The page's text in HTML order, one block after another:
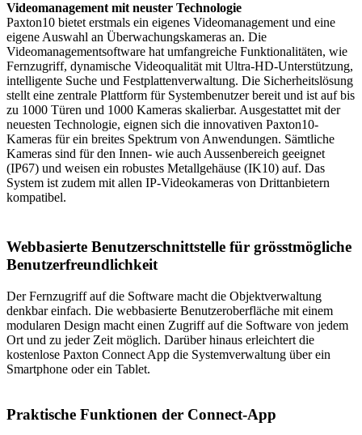
Videomanagement mit neuster Technologie
Paxton10 bietet erstmals ein eigenes Videomanagement und eine
eigene Auswahl an Überwachungskameras an. Die
Videomanagementsoftware hat umfangreiche Funktionalitäten, wie
Fernzugriff, dynamische Videoqualität mit Ultra-HD-Unterstützung,
intelligente Suche und Festplattenverwaltung. Die Sicherheitslösung
stellt eine zentrale Plattform für Systembenutzer bereit und ist auf bis
zu 1000 Türen und 1000 Kameras skalierbar. Ausgestattet mit der
neuesten Technologie, eignen sich die innovativen Paxton10-
Kameras für ein breites Spektrum von Anwendungen. Sämtliche
Kameras sind für den Innen- wie auch Aussenbereich geeignet
(IP67) und weisen ein robustes Metallgehäuse (IK10) auf. Das
System ist zudem mit allen IP-Videokameras von Drittanbietern
kompatibel.
Webbasierte Benutzerschnittstelle für grösstmögliche
Benutzerfreundlichkeit
Der Fernzugriff auf die Software macht die Objektverwaltung
denkbar einfach. Die webbasierte Benutzeroberfläche mit einem
modularen Design macht einen Zugriff auf die Software von jedem
Ort und zu jeder Zeit möglich. Darüber hinaus erleichtert die
kostenlose Paxton Connect App die Systemverwaltung über ein
Smartphone oder ein Tablet.
Praktische Funktionen der Connect-App